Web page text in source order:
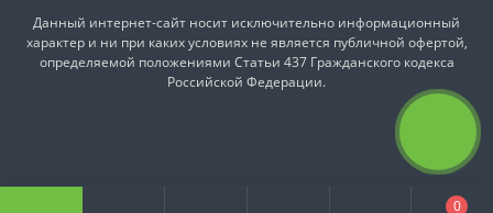
0
Данный интернет-сайт носит исключительно информационный
характер и ни при каких условиях не является публичной офертой,
определяемой положениями Статьи 437 Гражданского кодекса
Российской Федерации.